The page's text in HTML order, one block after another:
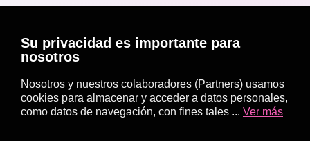
Su privacidad es importante para
nosotros
Nosotros y nuestros colaboradores (Partners) usamos
cookies para almacenar y acceder a datos personales,
como datos de navegación, con fines tales ... Ver más